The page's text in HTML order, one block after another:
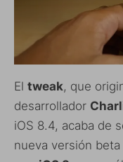
El tweak, que
desarrollador
iOS 8.4, acaba de
nueva versión